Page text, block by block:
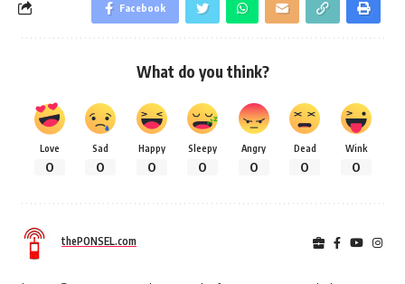
Facebook
What do you think?
Love
0
Sad
0
Happy
0
Sleepy
0
Angry
0
Dead
0
Wink
0
thePONSEL.com